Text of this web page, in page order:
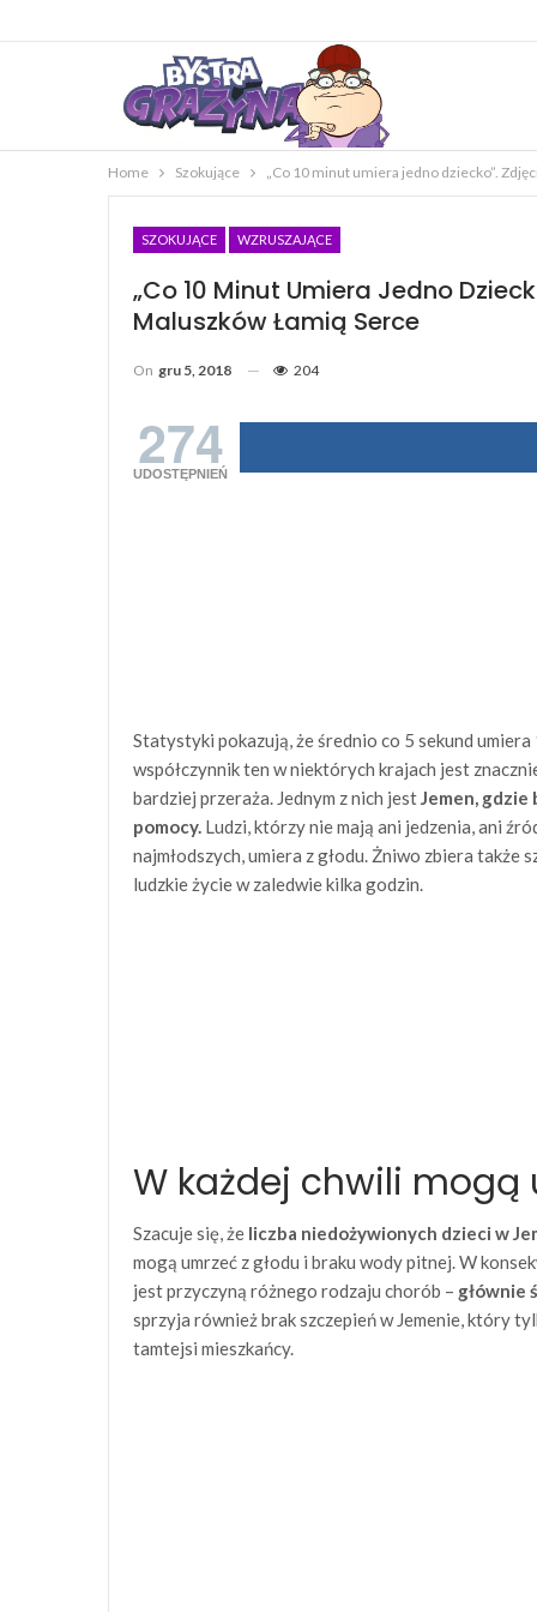
Home Szokujące „Co 10 minut umiera jedno dziecko”.
SZOKUJĄCE WZRUSZAJĄCE
„Co 10 Minut Umiera Jedno
Maluszków Łamią Serce
On gru 5, 2018 204
274
UDOSTĘPNIEŃ
Statystyki pokazują, że średnio co 5 sekund
współczynnik ten w niektórych krajach jest
bardziej przeraża. Jednym z nich jestJemen,
pomocy. Ludzi, którzy nie mają ani jedzenia, ani
najmłodszych, umiera z głodu. Żniwo zbiera
ludzkie życie w zaledwie kilka godzin.
W każdej chwili mogą
Szacuje się, że liczba niedożywionych dzieci w
mogą umrzeć z głodu i braku wody pitnej. W
jest przyczyną różnego rodzaju chorób – głównie
sprzyja również brak szczepień w Jemenie, który
tamtejsi mieszkańcy.